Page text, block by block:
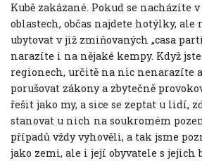
Kubě zakázané. Pokud se nacházíte
oblastech, občas najdete hotýlky, ale
ubytovat v již zmiňovaných „casa
narazíte i na nějaké kempy. Když
regionech, určitě na nic nenarazíte
porušovat zákony a zbytečně
řešit jako my, a sice se zeptat u lidí,
stanovat u nich na soukromém
případů vždy vyhověli, a tak jsme
jako zemi, ale i její obyvatele s